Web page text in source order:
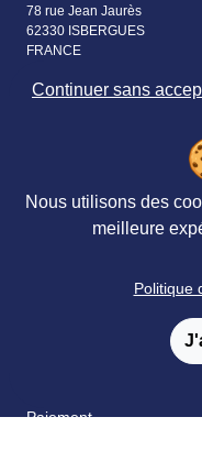
78 rue Jean Jaurès
62330 ISBERGUES
FRANCE
+33 (0)3 21 61 94 94
Matériels & Ouvrages
Évaluations
Paiement
Continuer sans
Nous utilisons des
meilleure
Politique